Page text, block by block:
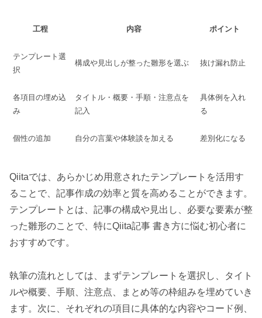
工程 内容 ポイント
テンプレート選
択
構成や見出しが整った雛形を選ぶ 抜け漏れ防止
各項目の埋め込
み
タイトル・概要・手順・注意点を
記入
具体例を入れ
る
個性の追加 自分の言葉や体験談を加える 差別化になる
Qiitaでは、あらかじめ用意されたテンプレートを活用す
ることで、記事作成の効率と質を高めることができます。
テンプレートとは、記事の構成や見出し、必要な要素が整
った雛形のことで、特にQiita記事 書き方に悩む初心者に
おすすめです。
執筆の流れとしては、まずテンプレートを選択し、タイト
ルや概要、手順、注意点、まとめ等の枠組みを埋めていき
ます。次に、それぞれの項目に具体的な内容やコード例、